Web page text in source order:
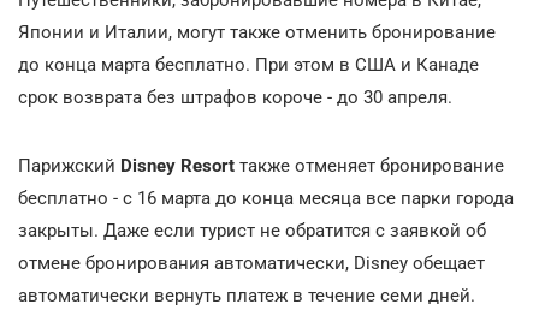
Японии и Италии, могут также отменить бронирование
до конца марта бесплатно. При этом в США и Канаде
срок возврата без штрафов короче - до 30 апреля.
Парижский Disney Resort также отменяет бронирование
бесплатно - с 16 марта до конца месяца все парки города
закрыты. Даже если турист не обратится с заявкой об
отмене бронирования автоматически, Disney обещает
автоматически вернуть платеж в течение семи дней.